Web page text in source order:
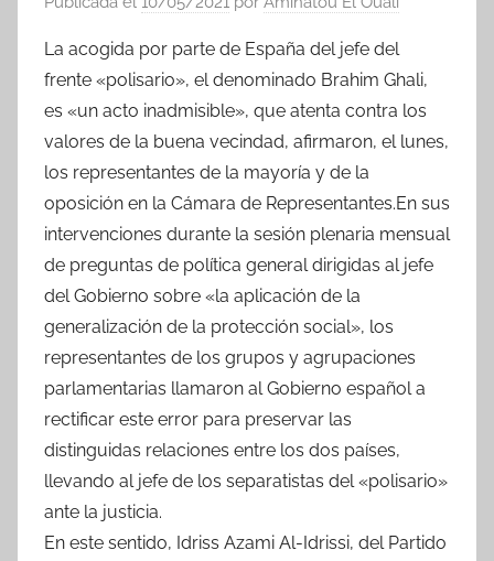
La acogida por parte de España del jefe del
frente «polisario», el denominado Brahim Ghali,
es «un acto inadmisible», que atenta contra los
valores de la buena vecindad, afirmaron, el lunes,
los representantes de la mayoría y de la
oposición en la Cámara de Representantes.En sus
intervenciones durante la sesión plenaria mensual
de preguntas de política general dirigidas al jefe
del Gobierno sobre «la aplicación de la
generalización de la protección social», los
representantes de los grupos y agrupaciones
parlamentarias llamaron al Gobierno español a
rectificar este error para preservar las
distinguidas relaciones entre los dos países,
llevando al jefe de los separatistas del «polisario»
ante la justicia.
En este sentido, Idriss Azami Al-Idrissi, del Partido